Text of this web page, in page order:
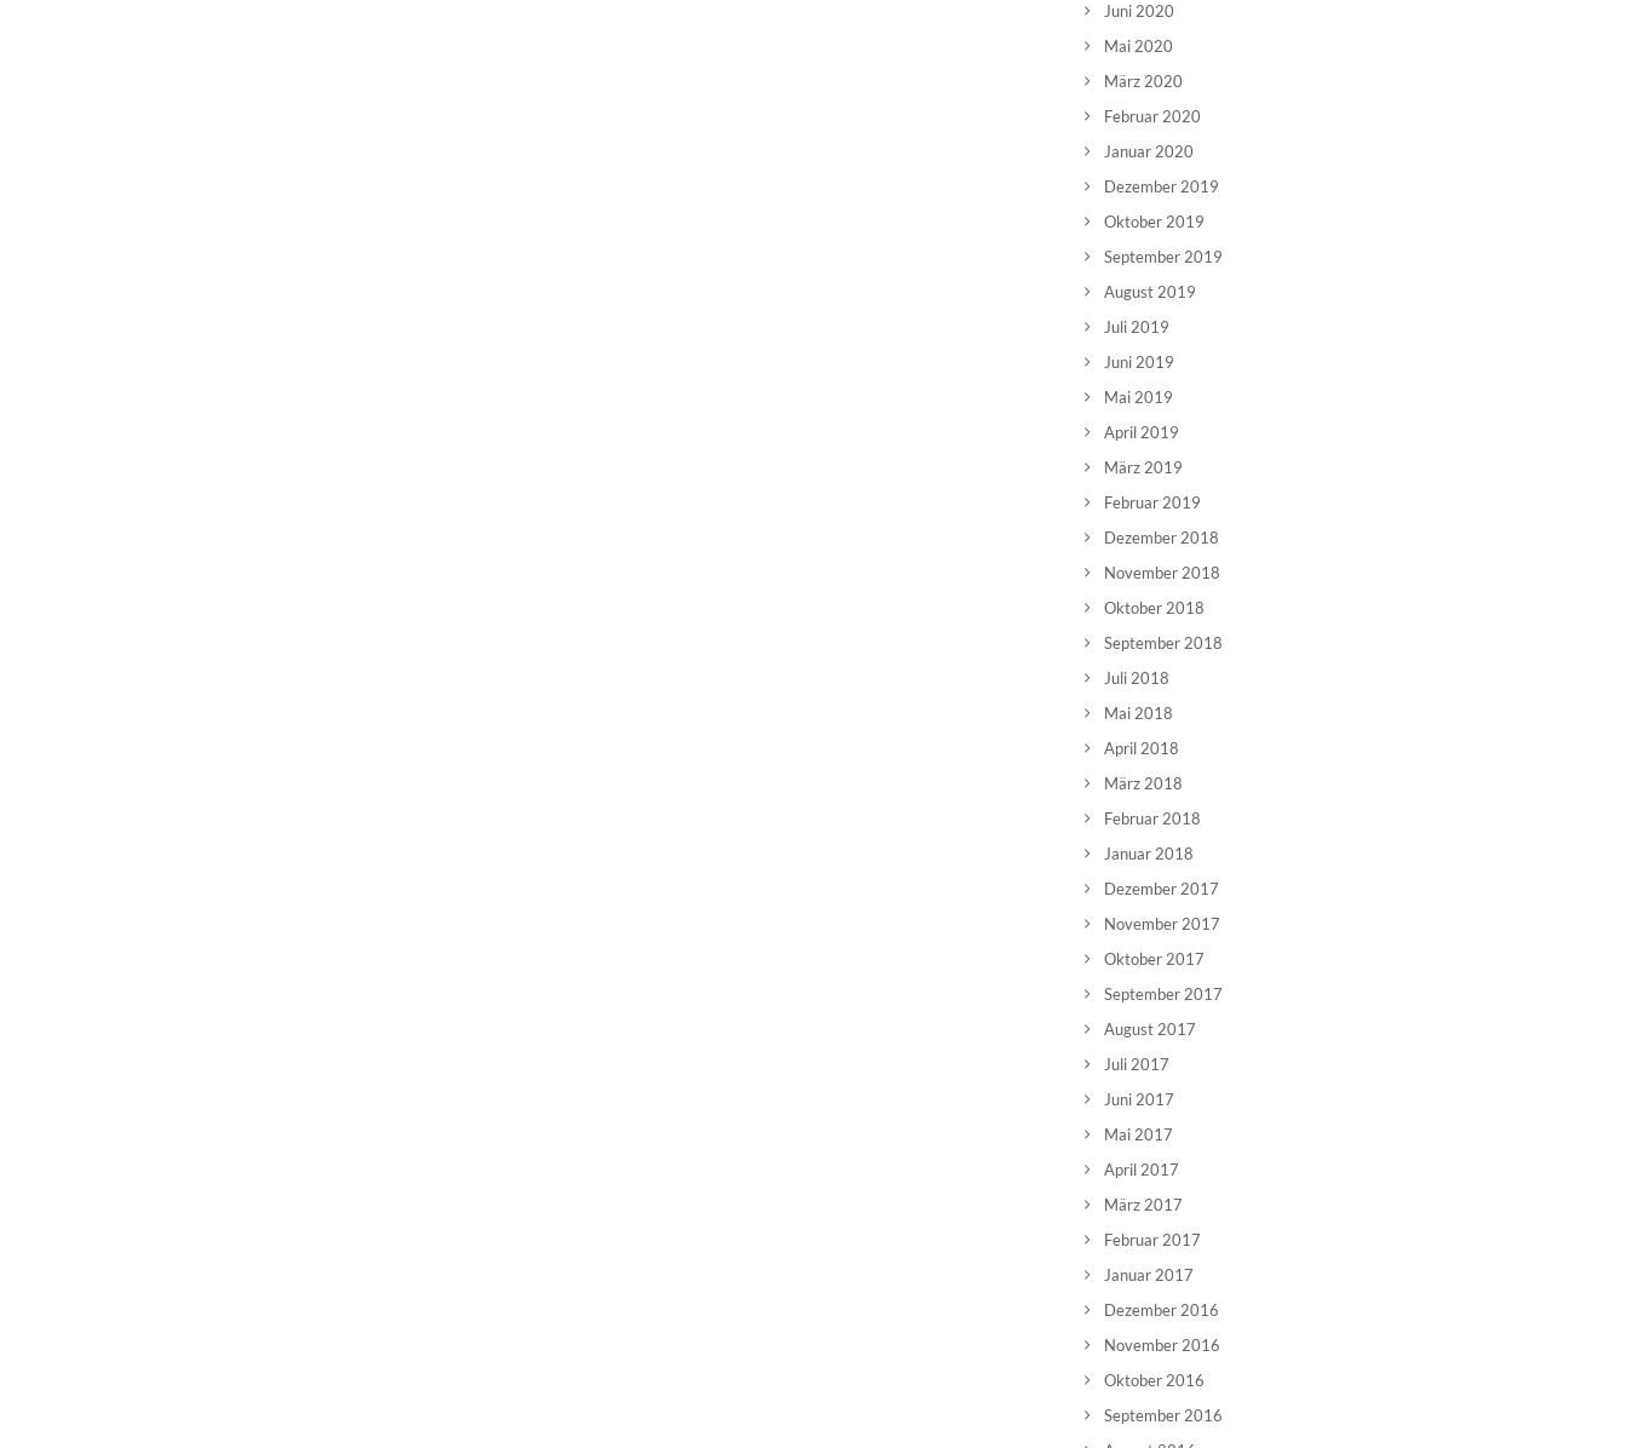
Juni 2020
Mai 2020
März 2020
Februar 2020
Januar 2020
Dezember 2019
Oktober 2019
September 2019
August 2019
Juli 2019
Juni 2019
Mai 2019
April 2019
März 2019
Februar 2019
Dezember 2018
November 2018
Oktober 2018
September 2018
Juli 2018
Mai 2018
April 2018
März 2018
Februar 2018
Januar 2018
Dezember 2017
November 2017
Oktober 2017
September 2017
August 2017
Juli 2017
Juni 2017
Mai 2017
April 2017
März 2017
Februar 2017
Januar 2017
Dezember 2016
November 2016
Oktober 2016
September 2016